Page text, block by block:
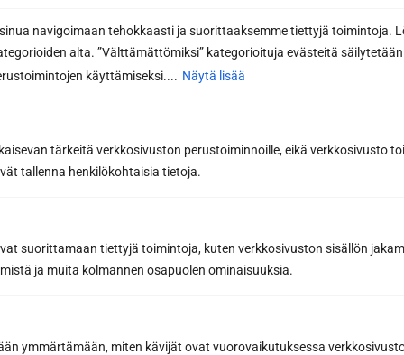
navigoimaan tehokkaasti ja suorittaaksemme tiettyjä toimintoja.
alta. ”Välttämättömiksi” kategorioituja evästeitä säilytetään
käyttämiseksi.... Näytä lisää
tärkeitä verkkosivuston perustoiminnoille, eikä verkkosivusto
tallenna henkilökohtaisia tietoja.
suorittamaan tiettyjä toimintoja, kuten verkkosivuston sisällön
ja muita kolmannen osapuolen ominaisuuksia.
ymmärtämään, miten kävijät ovat vuorovaikutuksessa